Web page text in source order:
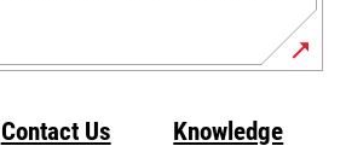
Contact Us
Knowledge